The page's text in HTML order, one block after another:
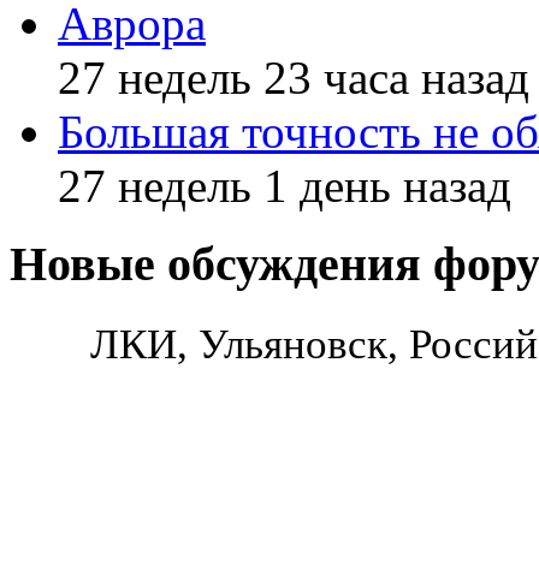
Аврора
27 недель 23 часа назад
Большая точность не
27 недель 1 день назад
Новые обсуждения
ЛКИ, Ульяновск,